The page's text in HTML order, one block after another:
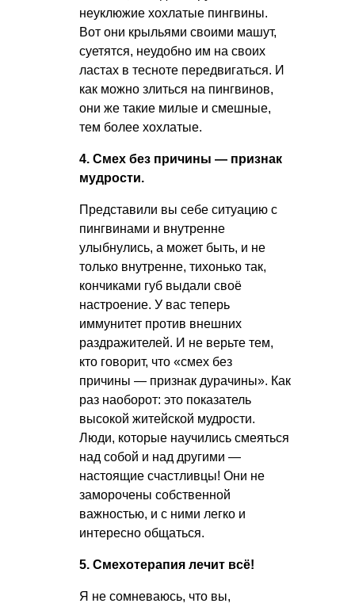
неуклюжие хохлатые пингвины.
Вот они крыльями своими машут,
суетятся, неудобно им на своих
ластах в тесноте передвигаться. И
как можно злиться на пингвинов,
они же такие милые и смешные,
тем более хохлатые.
4. Смех без причины — признак
мудрости.
Представили вы себе ситуацию с
пингвинами и внутренне
улыбнулись, а может быть, и не
только внутренне, тихонько так,
кончиками губ выдали своё
настроение. У вас теперь
иммунитет против внешних
раздражителей. И не верьте тем,
кто говорит, что «смех без
причины — признак дурачины». Как
раз наоборот: это показатель
высокой житейской мудрости.
Люди, которые научились смеяться
над собой и над другими —
настоящие счастливцы! Они не
заморочены собственной
важностью, и с ними легко и
интересно общаться.
5. Смехотерапия лечит всё!
Я не сомневаюсь, что вы,